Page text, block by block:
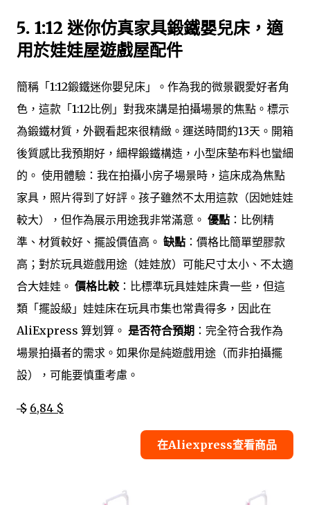
5. 1:12 迷你仿真家具鍛鐵嬰兒床，適
用於娃娃屋遊戲屋配件
簡稱「1:12鍛鐵迷你嬰兒床」。作為我的微景觀愛好者角
色，這款「1:12比例」對我來講是拍攝場景的焦點。標示
為鍛鐵材質，外觀看起來很精緻。運送時間約13天。開箱
後質感比我預期好，細桿鍛鐵構造，小型床墊布料也蠻細
的。 使用體驗：我在拍攝小房子場景時，這床成為焦點
家具，照片得到了好評。孩子雖然不太用這款（因她娃娃
較大），但作為展示用途我非常滿意。 優點 ：比例精
準、材質較好、擺設價值高。 缺點 ：價格比簡單塑膠款
高；對於玩具遊戲用途（娃娃放）可能尺寸太小、不太適
合大娃娃。 價格比較 ：比標準玩具娃娃床貴一些，但這
類「擺設級」娃娃床在玩具市集也常貴得多，因此在
AliExpress 算划算。 是否符合預期 ：完全符合我作為
場景拍攝者的需求。如果你是純遊戲用途（而非拍攝擺
設），可能要慎重考慮。
$ 6,84 $
在Aliexpress查看商品